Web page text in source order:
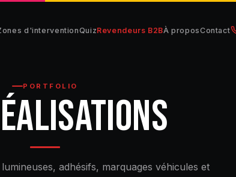
d'interventionQuizRevendeurs B2BÀ proposContact
PORTFOLIO
adhésifs, marquages véhicules et